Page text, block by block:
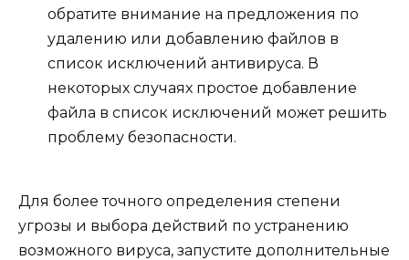
обратите внимание на предложения по
удалению или добавлению файлов в
список исключений антивируса. В
некоторых случаях простое добавление
файла в список исключений может решить
проблему безопасности.
Для более точного определения степени
угрозы и выбора действий по устранению
возможного вируса, запустите дополнительные